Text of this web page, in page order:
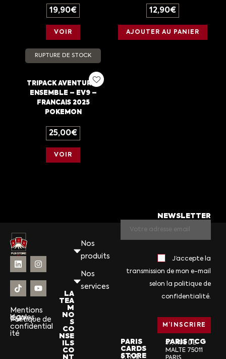
19,90€
VOIR
12,90€
AJOUTER AU PANIER
RUPTURE DE STOCK
TRIPACK AVENTURES
ENSEMBLE – EV9 –
FRANCAIS 2025
POKEMON
25,00€
VOIR
Mentions
légales
CGV
Politique de
confidential
ité
Nos
produits
Nos
services
LA
TEA
M
NO
S
CO
NSE
ILS
CO
NEWSLETTER
J’accepte la
transmission de mon e-mail
selon la politique de
confidentialité.
PARIS
CARDS
STORE
6, RUE
PARIS TCG
57, RUE DE
MALTE 75011